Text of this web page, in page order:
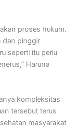
proses hukum.
dan pinggir
seperti itu perlu
Haruna
kompleksitas
tersebut terus
masyarakat